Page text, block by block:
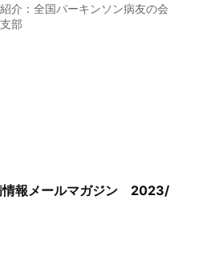
介：全国パーキンソン病友の会
部
情報メールマガジン 2023/